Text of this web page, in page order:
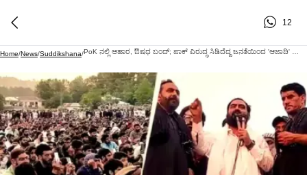
12
Home/News/Suddikshana/